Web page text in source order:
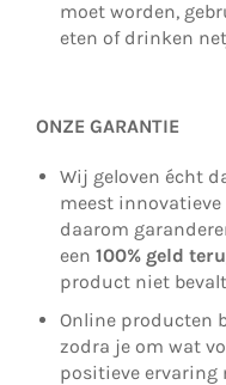
moet worden,
eten of drinken
ONZE GARANTIE
Wij geloven écht
meest
daarom
een 100% geld
product niet
Online producten
zodra je om wat
positieve ervaring